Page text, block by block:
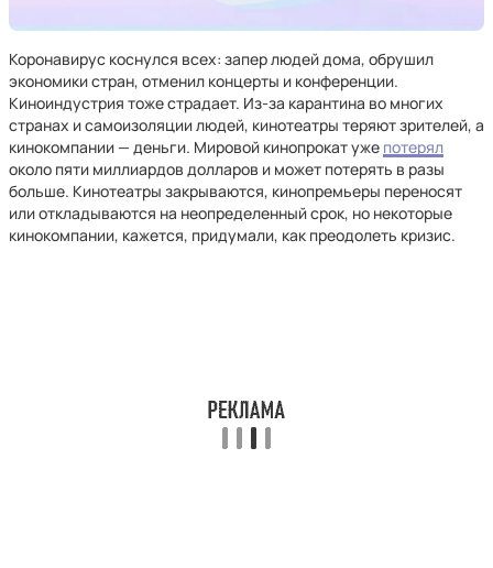
Коронавирус коснулся всех: запер людей дома, обрушил
экономики стран, отменил концерты и конференции.
Киноиндустрия тоже страдает. Из-за карантина во многих
странах и самоизоляции людей, кинотеатры теряют зрителей, а
кинокомпании — деньги. Мировой кинопрокат уже потерял
около пяти миллиардов долларов и может потерять в разы
больше. Кинотеатры закрываются, кинопремьеры переносят
или откладываются на неопределенный срок, но некоторые
кинокомпании, кажется, придумали, как преодолеть кризис.